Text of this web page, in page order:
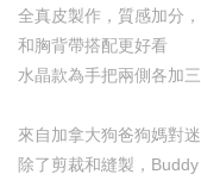
全真皮製作，質感加分，
和胸背帶搭配更好看
水晶款為手把兩側各加
來自加拿大狗爸狗媽對
除了剪裁和縫製，